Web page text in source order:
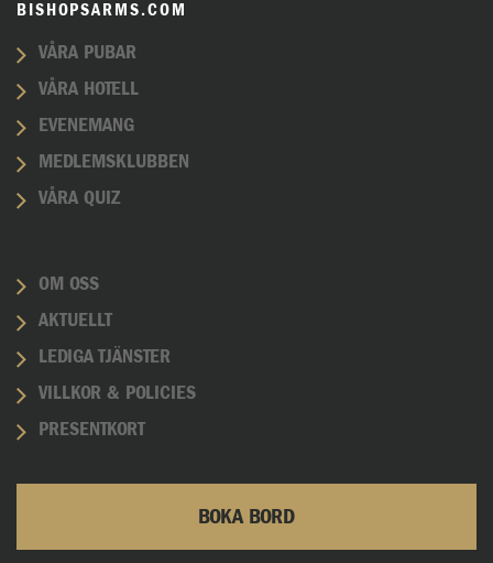
BISHOPSARMS.COM
VÅRA PUBAR
VÅRA HOTELL
EVENEMANG
MEDLEMSKLUBBEN
VÅRA QUIZ
OM OSS
AKTUELLT
LEDIGA TJÄNSTER
VILLKOR & POLICIES
PRESENTKORT
BOKA BORD